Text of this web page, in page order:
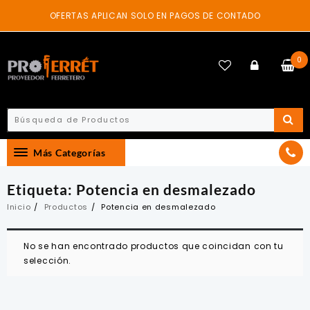
content
OFERTAS APLICAN SOLO EN PAGOS DE CONTADO
0
Más Categorías
Etiqueta: Potencia en desmalezado
Inicio Productos Potencia en desmalezado
No se han encontrado productos que coincidan con tu
selección.